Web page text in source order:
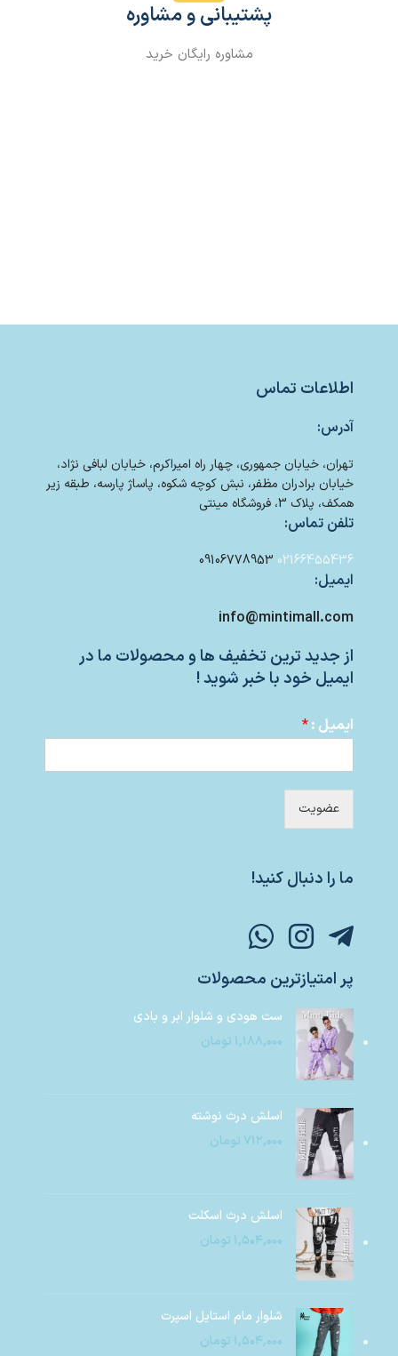
پشتیبانی و مشاوره
مشاوره رایگان خرید
اطلاعات تماس
آدرس:
تهران، خیابان جمهوری، چهار راه امیراکرم، خیابان لبافی نژاد،
خیابان برادران مظفر، نبش کوچه شکوه، پاساژ پارسه، طبقه زیر
همکف، پلاک 3، فروشگاه مینتی
تلفن تماس:
02166455436
09106778953
ایمیل:
info@mintimall.com
از جدید ترین تخفیف ها و محصولات ما در
ایمیل خود با خبر شوید !
ایمیل :*
عضویت
ما را دنبال کنید!
پر امتیازترین محصولات
ست هودی و شلوار ابر و بادی
۱,۱۸۸,۰۰۰ تومان
اسلش درث نوشته
۷۱۲,۰۰۰ تومان
اسلش درث اسکلت
۱,۵۰۴,۰۰۰ تومان
شلوار مام استایل اسپرت
۱,۵۰۴,۰۰۰ تومان